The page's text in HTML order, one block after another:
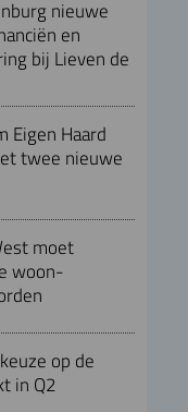
nieuwe
en
bij Lieven de
Eigen Haard
twee nieuwe
moet
woon-
op de
in Q2